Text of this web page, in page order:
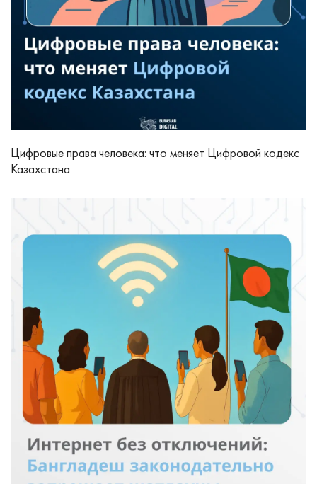
Цифровые права человека: что меняет Цифровой кодекс
Казахстана